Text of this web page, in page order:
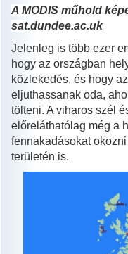
A MODIS műhold
sat.dundee.ac.uk
Jelenleg is több ezer
hogy az országban
közlekedés, és hogy
eljuthassanak oda,
tölteni. A viharos szél
előreláthatólag még a
fennakadásokat
területén is.